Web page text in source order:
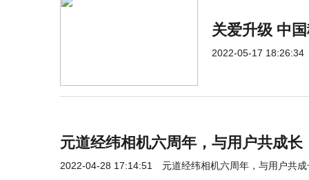
关爱升级 中
2022-05-17 18:26:34
元道经纬相机六周年，与用户共成长
2022-04-28 17:14:51 元道经纬相机六周年，与用户共